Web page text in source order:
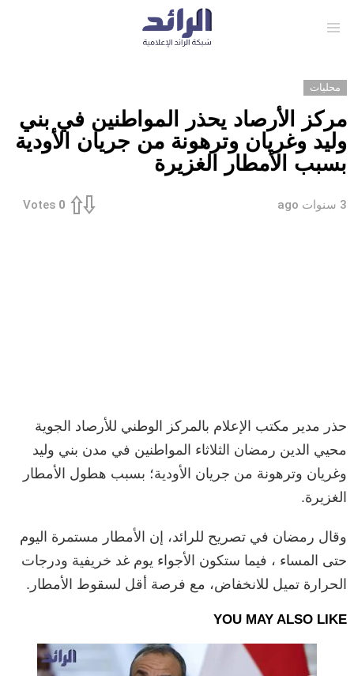
محليات
مركز الأرصاد يحذر المواطنين في بني
وليد وغريان وترهونة من جريان الأودية
بسبب الأمطار الغزيرة
3 سنوات ago 0
Votes
حذر مدير مكتب الإعلام بالمركز الوطني للأرصاد الجوية
محيي الدين رمضان الثلاثاء المواطنين في مدن بني وليد
وغريان وترهونة من جريان الأودية؛ بسبب هطول الأمطار
الغزيرة.
وقال رمضان في تصريح للرائد، إن الأمطار مستمرة اليوم
حتى المساء ، فيما ستكون الأجواء يوم غد خريفية ودرجات
الحرارة تميل للانخفاض، مع فرصة أقل لسقوط الأمطار.
YOU MAY ALSO LIKE